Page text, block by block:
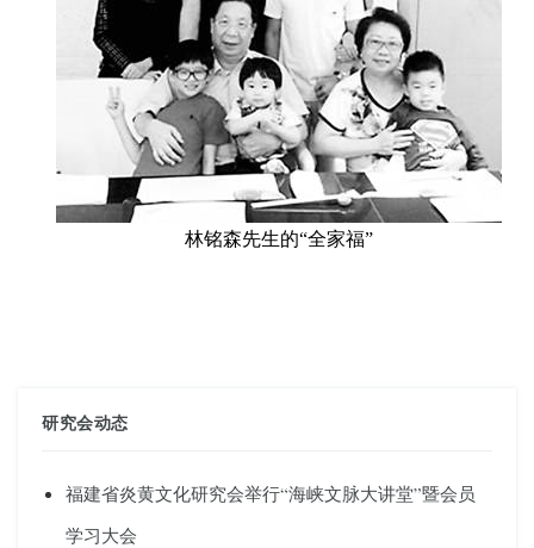
林铭森先生的“全家福”
研究会动态
福建省炎黄文化研究会举行“海峡文脉大讲堂”暨会员
学习大会